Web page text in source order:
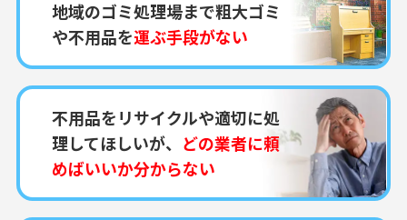
地域のゴミ処理場まで粗大ゴミ
や不用品を運ぶ手段がない
不用品をリサイクルや適切に処
理してほしいが、 どの業者に頼
めばいいか分からない